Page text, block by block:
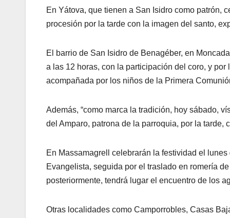
En Yátova, que tienen a San Isidro como patrón,
procesión por la tarde con la imagen del santo,
El barrio de San Isidro de Benagéber, en
a las 12 horas, con la participación del coro, y
acompañada por los niños de la Primera
Además, “como marca la tradición, hoy sábado,
del Amparo, patrona de la parroquia, por la tarde,
En Massamagrell celebrarán la festividad el
Evangelista, seguida por el traslado en romería
posteriormente, tendrá lugar el encuentro de los
Otras localidades como Camporrobles, Casas